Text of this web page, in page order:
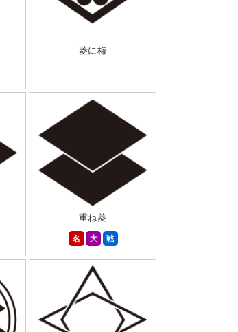
菱に梅
重ね菱
名
大 戦